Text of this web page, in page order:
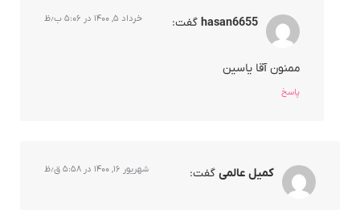
hasan6655 گفت: خرداد ۵, ۱۴۰۰ در ۵:۰۶ ب٫ظ
ممنون آقا یاسین
پاسخ
کمیل عالمی گفت: شهریور ۱۶, ۱۴۰۰ در ۵:۵۸ ق٫ظ